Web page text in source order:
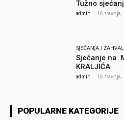
Tužno
admin - 16 travnja,
SJEĆANJA I
Sjećanje na
KRALJIĆA
admin - 16 travnja,
POPULARNE KATEGORIJE